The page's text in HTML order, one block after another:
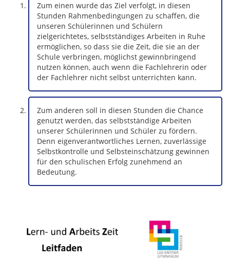
Zum einen wurde das Ziel verfolgt, in diesen
Stunden Rahmenbedingungen zu schaffen, die
unseren Schülerinnen und Schülern
zielgerichtetes, selbstständiges Arbeiten in Ruhe
ermöglichen, so dass sie die Zeit, die sie an der
Schule verbringen, möglichst gewinnbringend
nutzen können, auch wenn die Fachlehrerin oder
der Fachlehrer nicht selbst unterrichten kann.
Zum anderen soll in diesen Stunden die Chance
genutzt werden, das selbstständige Arbeiten
unserer Schülerinnen und Schüler zu fördern.
Denn eigenverantwortliches Lernen, zuverlässige
Selbstkontrolle und Selbsteinschätzung gewinnen
für den schulischen Erfolg zunehmend an
Bedeutung.